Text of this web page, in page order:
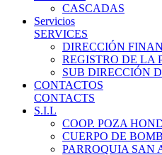
CASCADAS
Servicios
SERVICES
DIRECCIÓN
REGISTRO DE LA
SUB DIRECCIÓN
CONTACTOS
CONTACTS
S.I.L
COOP. POZA
CUERPO DE
PARROQUIA SAN